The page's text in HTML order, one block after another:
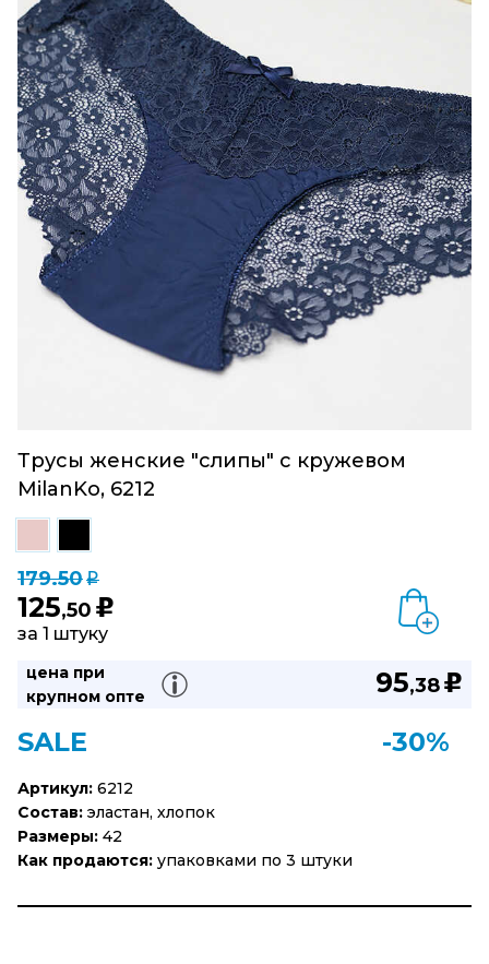
Трусы женские "слипы" с кружевом
MilanKo, 6212
179.50q
125,50 u
за 1 штуку
цена при
крупном опте
95,38u
SALE -30%
Артикул: 6212
Состав: эластан, хлопок
Размеры: 42
Как продаются: упаковками по 3 штуки